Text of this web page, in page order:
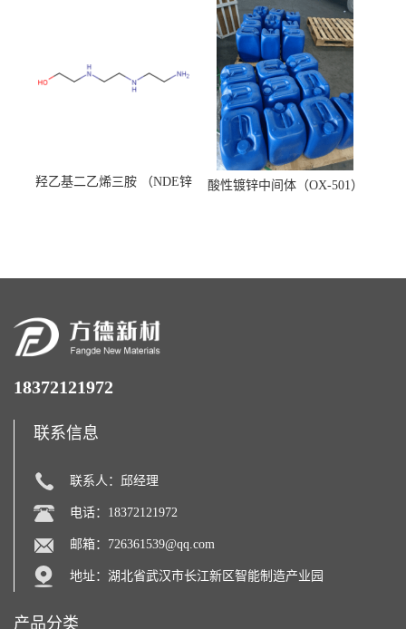
羟乙基二乙烯三胺 （NDE锌
酸性镀锌中间体（OX-501）
18372121972
联系信息
联系人：邱经理
电话：18372121972
邮箱： 726361539@qq.com
地址：湖北省武汉市长江新区智能制造产业园
产品分类